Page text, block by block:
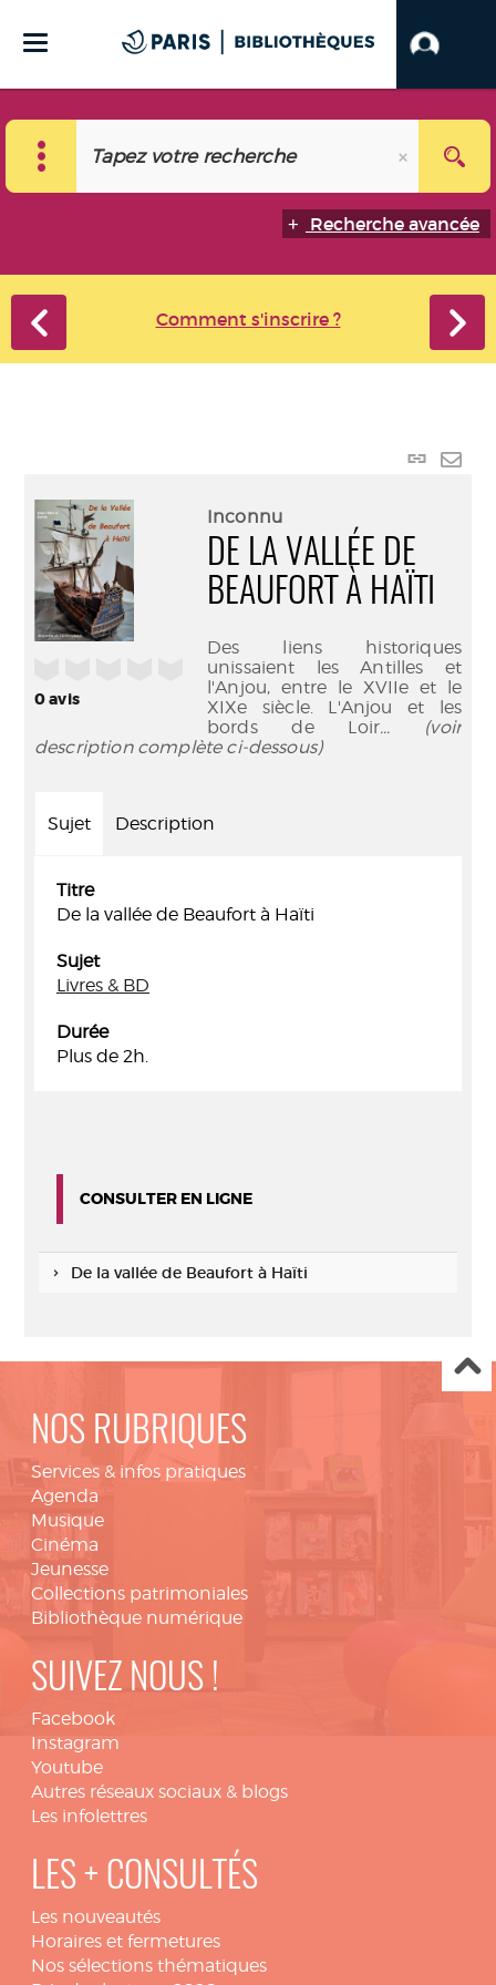
Recherche avancée
Comment s'inscrire ?
Lien
0avis
Inconnu
DE LA VALLÉE DE
BEAUFORT À HAÏTI
Des liens historiques
unissaient les Antilles et
l'Anjou, entre le XVIIe et le
XIXe siècle. L'Anjou et les
bords de Loir... (voir
description complète ci-dessous)
Sujet Description
Titre
De la vallée de Beaufort à Haïti
Sujet
Livres & BD
Durée
Plus de 2h.
CONSULTER EN LIGNE
De la vallée de Beaufort à Haïti
NOS RUBRIQUES
Services & infos pratiques
Agenda
Musique
Cinéma
Jeunesse
Collections patrimoniales
Bibliothèque numérique
SUIVEZ NOUS !
Facebook
Instagram
Youtube
Autres réseaux sociaux & blogs
Les infolettres
LES + CONSULTÉS
Les nouveautés
Horaires et fermetures
Nos sélections thématiques